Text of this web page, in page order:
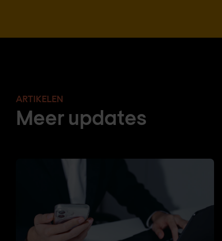
ARTIKELEN
Meer updates